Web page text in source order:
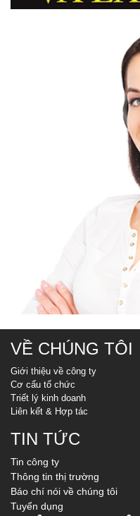
VỀ CHÚNG TÔI
Giới thiệu về công ty
Cơ cấu tổ chức
Triết lý kinh doanh
Liên kết & Hợp tác
TIN TỨC
Tin công ty
Thông tin thị trường
Báo chí nói về chúng tôi
Tuyển dụng